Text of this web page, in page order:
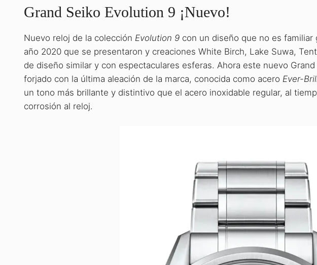
Grand Seiko Evolution 9 ¡Nuevo!
Nuevo reloj de la colección Evolution 9 con un diseño que no es familiar
año 2020 que se presentaron y creaciones White Birch, Lake Suwa,
de diseño similar y con espectaculares esferas. Ahora este nuevo
forjado con la última aleación de la marca, conocida como acero Ever-
un tono más brillante y distintivo que el acero inoxidable regular, al
corrosión al reloj.